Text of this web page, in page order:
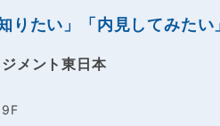
りたい」「内見してみた
メント東日本